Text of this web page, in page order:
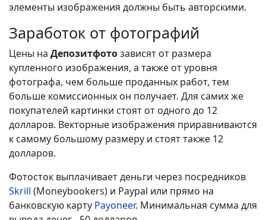
элементы изображения должны быть авторскими.
Заработок от фотографий
Цены на Депозитфотозависят от размера
купленного изображения, а также от уровня
фотографа, чем больше проданных работ, тем
больше комиссионных он получает. Для самих же
покупателей картинки стоят от одного до 12
долларов. Векторные изображения приравниваются
к самому большому размеру и стоят также 12
долларов.
Фотосток выплачивает деньги через посредников
Skrill (Moneybookers) и Paypal или прямо на
банковскую карту Payoneer. Минимальная сумма для